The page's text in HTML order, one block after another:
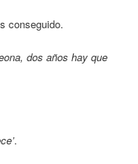
conseguido.
dos años hay que
.